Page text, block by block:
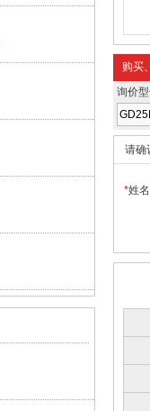
购买
询价
请确
*姓名